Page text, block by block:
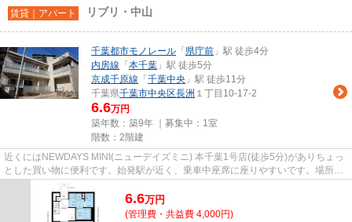
賃貸｜アパート リブリ・中山
千葉都市モノレール 「 県庁前 」駅 徒歩4分
内房線 「 本千葉 」駅 徒歩5分
京成千原線 「 千葉中央 」駅 徒歩11分
千葉県千葉市中央区長洲 １丁目10-17-2
6.6万円
築年数：築9年 ｜募集中： 1室
階数：2階建
近くにはNEWDAYS MINI(ニューデイズミニ) 本千葉1号店(徒歩5分)がありちょっ
とした買い物に便利です。始発駅が近く、乗車中座席に座りやすいです。場所が
平坦なのは、ランニングをする...
6.6万円
(管理費・共益費 4,000円)